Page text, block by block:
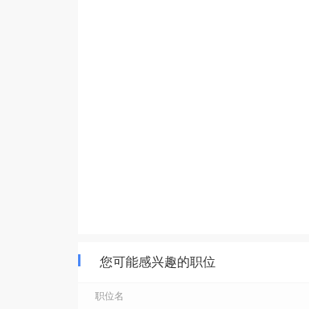
您可能感兴趣的职位
职位名